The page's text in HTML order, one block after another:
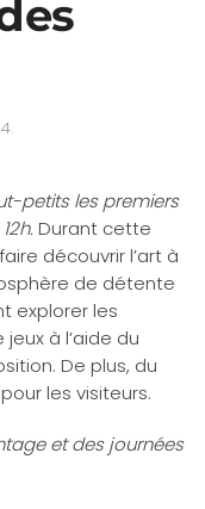
.
petits les premiers
Durant cette
découvrir l’art à
de détente
explorer les
à l’aide du
De plus, du
les visiteurs.
et des journées